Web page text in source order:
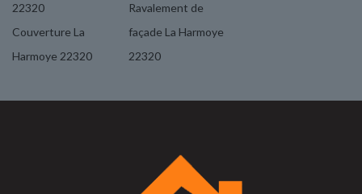
22320
Couverture La
Harmoye 22320
Ravalement de
façade La Harmoye
22320